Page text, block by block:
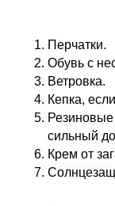
Перчатки.
Обувь с
Ветровка.
Кепка,
Резиновые
сильный
Крем от